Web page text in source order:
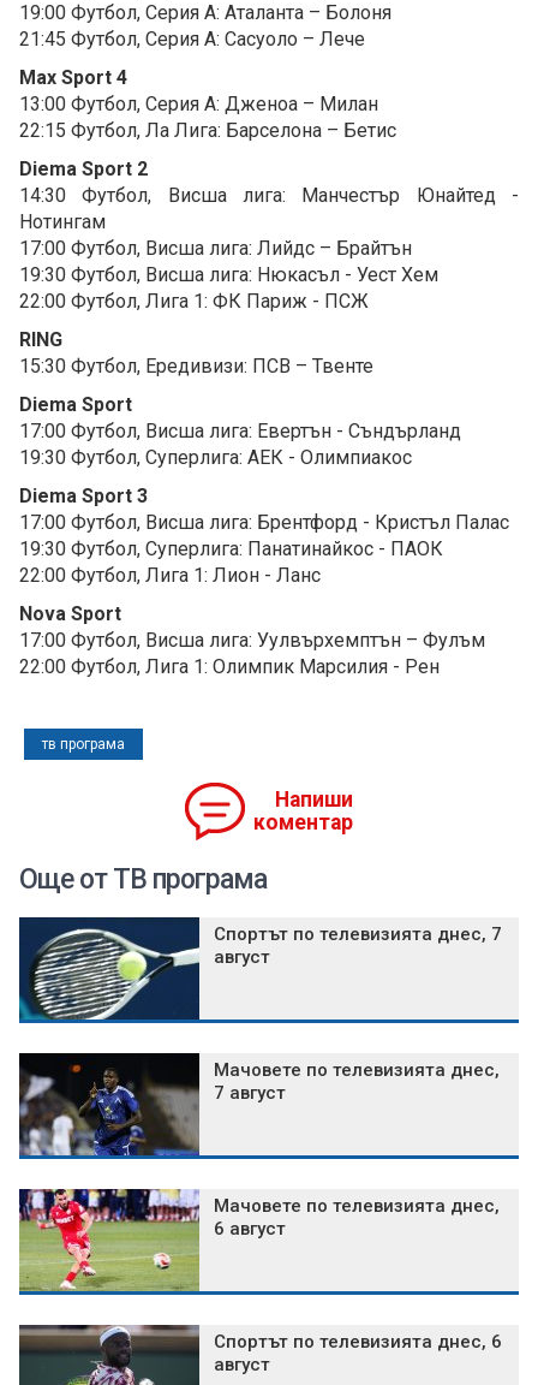
19:00 Футбол, Серия А: Аталанта – Болоня
21:45 Футбол, Серия А: Сасуоло – Лече
Max Sport 4
13:00 Футбол, Серия А: Дженоа – Милан
22:15 Футбол, Ла Лига: Барселона – Бетис
Diema Sport 2
14:30 Футбол, Висша лига: Манчестър Юнайтед -
Нотингам
17:00 Футбол, Висша лига: Лийдс – Брайтън
19:30 Футбол, Висша лига: Нюкасъл - Уест Хем
22:00 Футбол, Лига 1: ФК Париж - ПСЖ
RING
15:30 Футбол, Eредивизи: ПСВ – Твенте
Diema Sport
17:00 Футбол, Висша лига: Евертън - Съндърланд
19:30 Футбол, Суперлига: АЕК - Олимпиакос
Diema Sport 3
17:00 Футбол, Висша лига: Брентфорд - Кристъл Палас
19:30 Футбол, Суперлига: Панатинайкос - ПАОК
22:00 Футбол, Лига 1: Лион - Ланс
Nova Sport
17:00 Футбол, Висша лига: Уулвърхемптън – Фулъм
22:00 Футбол, Лига 1: Олимпик Марсилия - Рен
тв програма
Напиши
коментар
Още от ТВ програма
Спортът по телевизията днес, 7
август
Мачовете по телевизията днес,
7 август
Мачовете по телевизията днес,
6 август
Спортът по телевизията днес, 6
август